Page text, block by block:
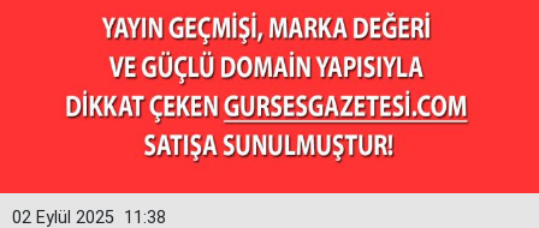
11:38
02 Eylül 2025